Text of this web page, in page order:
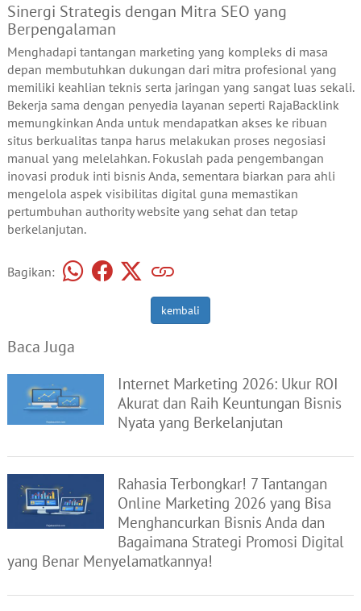
Sinergi Strategis dengan Mitra SEO yang
Berpengalaman
Menghadapi tantangan marketing yang kompleks di masa
depan membutuhkan dukungan dari mitra profesional yang
memiliki keahlian teknis serta jaringan yang sangat luas sekali.
Bekerja sama dengan penyedia layanan seperti RajaBacklink
memungkinkan Anda untuk mendapatkan akses ke ribuan
situs berkualitas tanpa harus melakukan proses negosiasi
manual yang melelahkan. Fokuslah pada pengembangan
inovasi produk inti bisnis Anda, sementara biarkan para ahli
mengelola aspek visibilitas digital guna memastikan
pertumbuhan authority website yang sehat dan tetap
berkelanjutan.
Bagikan:
kembali
Baca Juga
Internet Marketing 2026: Ukur ROI
Akurat dan Raih Keuntungan Bisnis
Nyata yang Berkelanjutan
Rahasia Terbongkar! 7 Tantangan
Online Marketing 2026 yang Bisa
Menghancurkan Bisnis Anda dan
Bagaimana Strategi Promosi Digital
yang Benar Menyelamatkannya!